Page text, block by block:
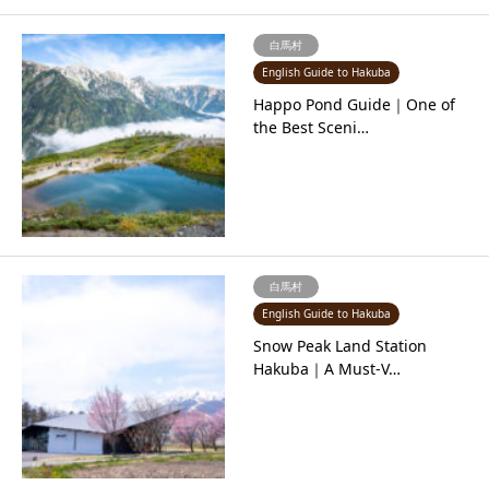
白馬村
English Guide to Hakuba
Happo Pond Guide｜One of
the Best Sceni…
白馬村
English Guide to Hakuba
Snow Peak Land Station
Hakuba｜A Must-V…